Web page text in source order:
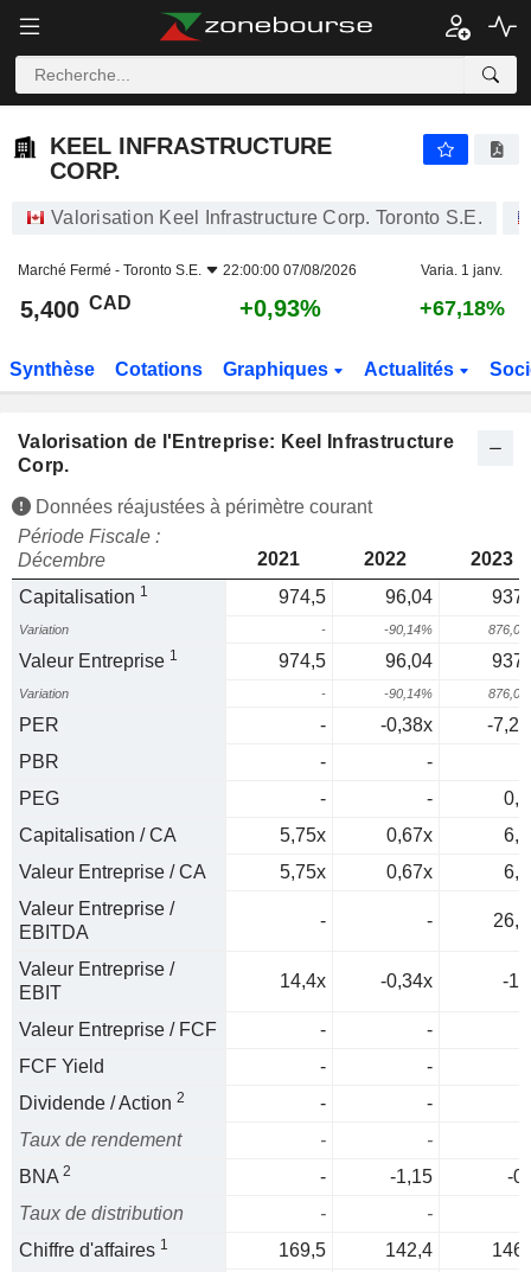
KEEL INFRASTRUCTURE
CORP.
Valorisation Keel Infrastructure Corp. Toronto S.E.
Marché Fermé - Toronto S.E. 22:00:00 07/08/2026 Varia. 1 janv.
5,400 CAD +0,93% +67,18%
Synthèse Cotations Graphiques Actualités
Valorisation de l'Entreprise: Keel Infrastructure
Corp.
Données réajustées à périmètre courant
Période Fiscale :
Décembre
2021 2022
2023
Capitalisation 1 974,5 96,04
Variation - -90,14%
Valeur Entreprise 1 974,5 96,04
Variation - -90,14%
PER - -0,38x
-
PBR
-
-
PEG
- -
Capitalisation / CA
5,75x 0,67x
Valeur Entreprise / CA
5,75x 0,67x
Valeur Entreprise /
EBITDA
- -
Valeur Entreprise /
EBIT
14,4x -0,34x -
Valeur Entreprise / FCF -
-
FCF Yield
-
-
Dividende / Action 2 -
-
Taux de rendement
-
-
BNA 2 - -1,15
-
Taux de distribution
-
-
Chiffre d'affaires 1 169,5 142,4